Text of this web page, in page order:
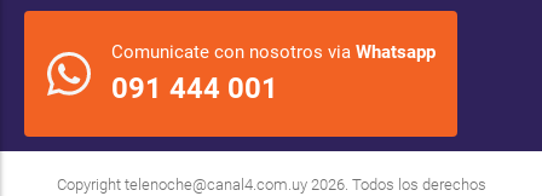
Comunicate con nosotros via Whatsapp
091 444 001
Copyright telenoche@canal4.com.uy2026. Todos los derechos